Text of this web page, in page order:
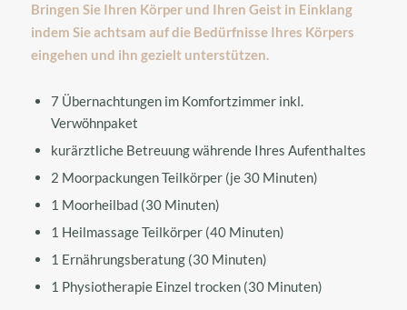
Bringen Sie Ihren Körper und Ihren Geist in Einklang
indem Sie achtsam auf die Bedürfnisse Ihres Körpers
eingehen und ihn gezielt unterstützen.
7 Übernachtungen im Komfortzimmer inkl.
Verwöhnpaket
kurärztliche Betreuung währende Ihres Aufenthaltes
2 Moorpackungen Teilkörper (je 30 Minuten)
1 Moorheilbad (30 Minuten)
1 Heilmassage Teilkörper (40 Minuten)
1 Ernährungsberatung (30 Minuten)
1 Physiotherapie Einzel trocken (30 Minuten)